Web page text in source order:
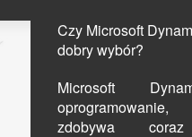
Czy Microsoft
dobry wybór?
Microsoft
zdobywa